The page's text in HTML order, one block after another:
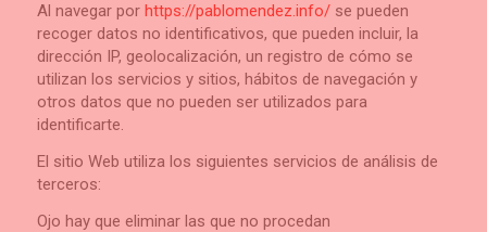
Al navegar por https://pablomendez.info/se pueden
recoger datos no identificativos, que pueden incluir, la
dirección IP, geolocalización, un registro de cómo se
utilizan los servicios y sitios, hábitos de navegación y
otros datos que no pueden ser utilizados para
identificarte.
El sitio Web utiliza los siguientes servicios de análisis de
terceros:
Ojo hay que eliminar las que no procedan